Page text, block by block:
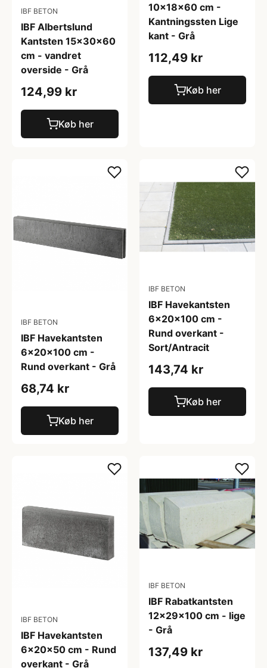
IBF BETON
IBF Albertslund
Kantsten 15x30x60
cm - vandret
overside - Grå
124,99 kr
Køb her
10x18x60 cm -
Kantningssten Lige
kant - Grå
112,49 kr
Køb her
IBF BETON
IBF Havekantsten
6x20x100 cm -
Rund overkant - Grå
68,74 kr
Køb her
IBF BETON
IBF Havekantsten
6x20x100 cm -
Rund overkant -
Sort/Antracit
143,74 kr
Køb her
IBF BETON
IBF Havekantsten
6x20x50 cm - Rund
overkant - Grå
IBF BETON
IBF Rabatkantsten
12x29x100 cm - lige
- Grå
137,49 kr